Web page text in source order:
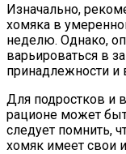
Изначально,
хомяка в
неделю. Однако,
варьироваться в
принадлежности и
Для подростков и
рационе может
следует помнить,
хомяк имеет свои